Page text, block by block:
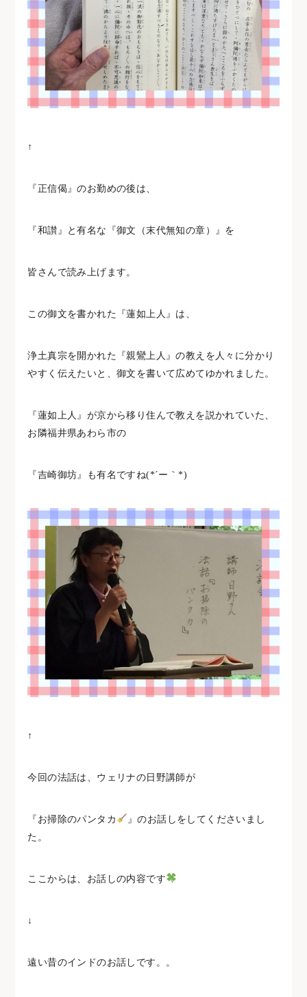
↑
『正信偈』のお勤めの後は、
『和讃』と有名な『御文（末代無知の章）』を
皆さんで読み上げます。
この御文を書かれた『蓮如上人』は、
浄土真宗を開かれた『親鸞上人』の教えを人々に分かり
やすく伝えたいと、御文を書いて広めてゆかれました。
『蓮如上人』が京から移り住んで教えを説かれていた、
お隣福井県あわら市の
『吉崎御坊』も有名ですね(*´ー｀*)
↑
今回の法話は、ウェリナの日野講師が
『お掃除のパンタカ
』のお話しをしてくださいまし
た。
ここからは、お話しの内容です
↓
遠い昔のインドのお話しです。。